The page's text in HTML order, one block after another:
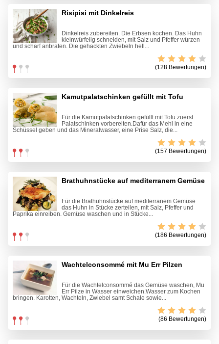
Risipisi mit Dinkelreis
Dinkelreis zubereiten. Die Erbsen kochen. Das Huhn
kleinwürfelig schneiden, mit Salz und Pfeffer würzen
und scharf anbraten. Die gehackten Zwiebeln hell...
(128 Bewertungen)
Kamutpalatschinken gefüllt mit Tofu
Für die Kamutpalatschinken gefüllt mit Tofu zuerst
Palatschinken vorbereiten.Dafür das Mehl in eine
Schüssel geben und das Mineralwasser, eine Prise Salz, die...
(157 Bewertungen)
Brathuhnstücke auf mediterranem Gemüse
Für die Brathuhnstücke auf mediterranem Gemüse
das Huhn in Stücke zerteilen, mit Salz, Pfeffer und
Paprika einreiben. Gemüse waschen und in Stücke...
(186 Bewertungen)
Wachtelconsommé mit Mu Err Pilzen
Für die Wachtelconsommé das Gemüse waschen, Mu
Err Pilze in Wasser einweichen.Wasser zum Kochen
bringen. Karotten, Wachteln, Zwiebel samt Schale sowie...
(86 Bewertungen)